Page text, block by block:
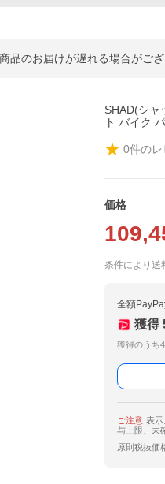
のお届けが遅れる場合がござ
SHAD(シャ
ト バイク
0件のレ
価格
条件により送
全額
獲得
獲得のうち
ご注意 表示
与上限、未
原則税抜価